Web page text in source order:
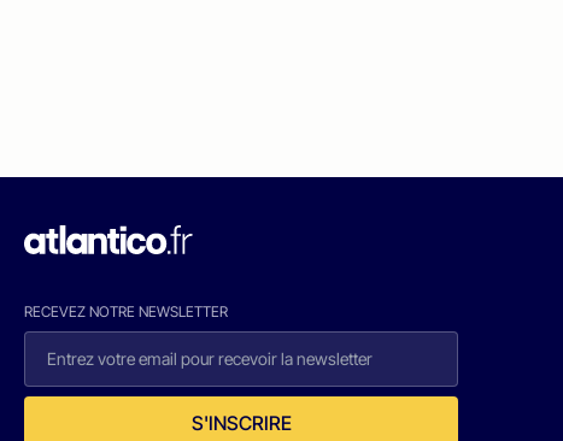
RECEVEZ NOTRE NEWSLETTER
S'INSCRIRE